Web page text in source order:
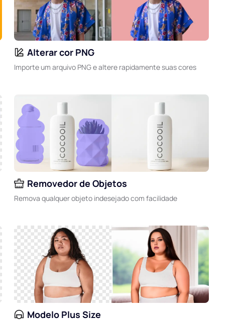
Alterar cor PNG
Importe um arquivo PNG e altere rapidamente suas cores
Removedor de Objetos
Remova qualquer objeto indesejado com facilidade
Modelo Plus Size